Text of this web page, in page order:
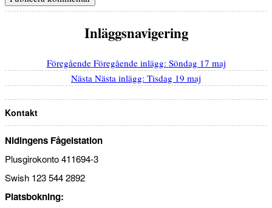
Inläggsnavigering
Föregående Föregående inlägg: Söndag 17 maj
Nästa Nästa inlägg: Tisdag 19 maj
Kontakt
Nidingens Fågelstation
Plusgirokonto 411694-3
Swish 123 544 2892
Platsbokning: